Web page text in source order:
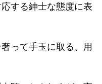
する紳士な態度に表
って手玉に取る、用